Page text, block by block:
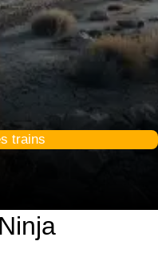
trains